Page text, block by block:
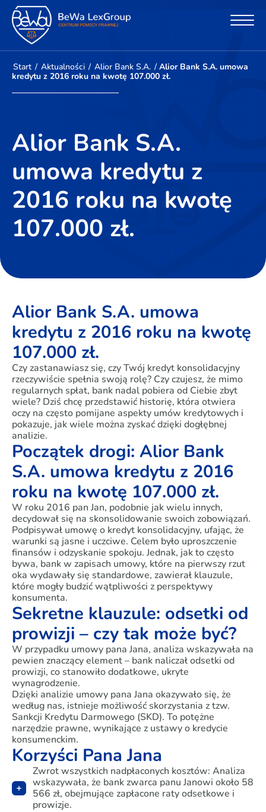
Start / Aktualności / Alior Bank S.A. / Alior Bank S.A. umowa
kredytu z 2016 roku na kwotę 107.000 zł.
Alior Bank S.A.
umowa kredytu z
2016 roku na kwotę
107.000 zł.
Alior Bank S.A. umowa
kredytu z 2016 roku na kwotę
107.000 zł.
Czy zastanawiasz się, czy Twój kredyt konsolidacyjny
rzeczywiście spełnia swoją rolę? Czy czujesz, że mimo
regularnych spłat, bank nadal pobiera od Ciebie zbyt
wiele? Dziś chcę przedstawić historię, która otwiera
oczy na często pomijane aspekty umów kredytowych i
pokazuje, jak wiele można zyskać dzięki dogłębnej
analizie.
Początek drogi: Alior Bank
S.A. umowa kredytu z 2016
roku na kwotę 107.000 zł.
W roku 2016 pan Jan, podobnie jak wielu innych,
decydował się na skonsolidowanie swoich zobowiązań.
Podpisywał umowę o kredyt konsolidacyjny, ufając, że
warunki są jasne i uczciwe. Celem było uproszczenie
finansów i odzyskanie spokoju. Jednak, jak to często
bywa, bank w zapisach umowy, które na pierwszy rzut
oka wydawały się standardowe, zawierał klauzule,
które mogły budzić wątpliwości z perspektywy
konsumenta.
Sekretne klauzule: odsetki od
prowizji – czy tak może być?
W przypadku umowy pana Jana, analiza wskazywała na
pewien znaczący element – bank naliczał odsetki od
prowizji, co stanowiło dodatkowe, ukryte
wynagrodzenie.
Dzięki analizie umowy pana Jana okazywało się, że
według nas, istnieje możliwość skorzystania z tzw.
Sankcji Kredytu Darmowego (SKD). To potężne
narzędzie prawne, wynikające z ustawy o kredycie
konsumenckim.
Korzyści Pana Jana
Zwrot wszystkich nadpłaconych kosztów: Analiza
wskazywała, że bank zwarca panu Janowi około 58
566 zł, obejmujące zapłacone raty odsetkowe i
prowizje.